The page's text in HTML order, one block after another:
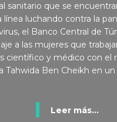
sanitario que se
línea luchando contra la
el Banco Central de
a las mujeres que
científico y médico con el
Tahwida Ben Cheikh en
Leer más...